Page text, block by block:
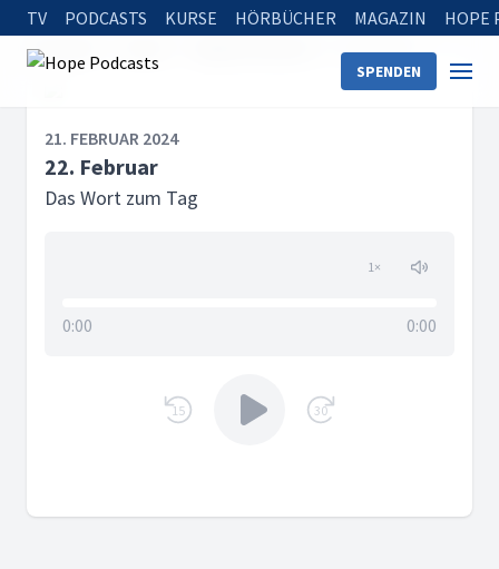
TV PODCASTS KURSE HÖRBÜCHER MAGAZIN HOPE
SPENDEN
Startseite 22. Februar
21. FEBRUAR 2024
22. Februar
Das Wort zum Tag
1×
0:00 0:00
15 30